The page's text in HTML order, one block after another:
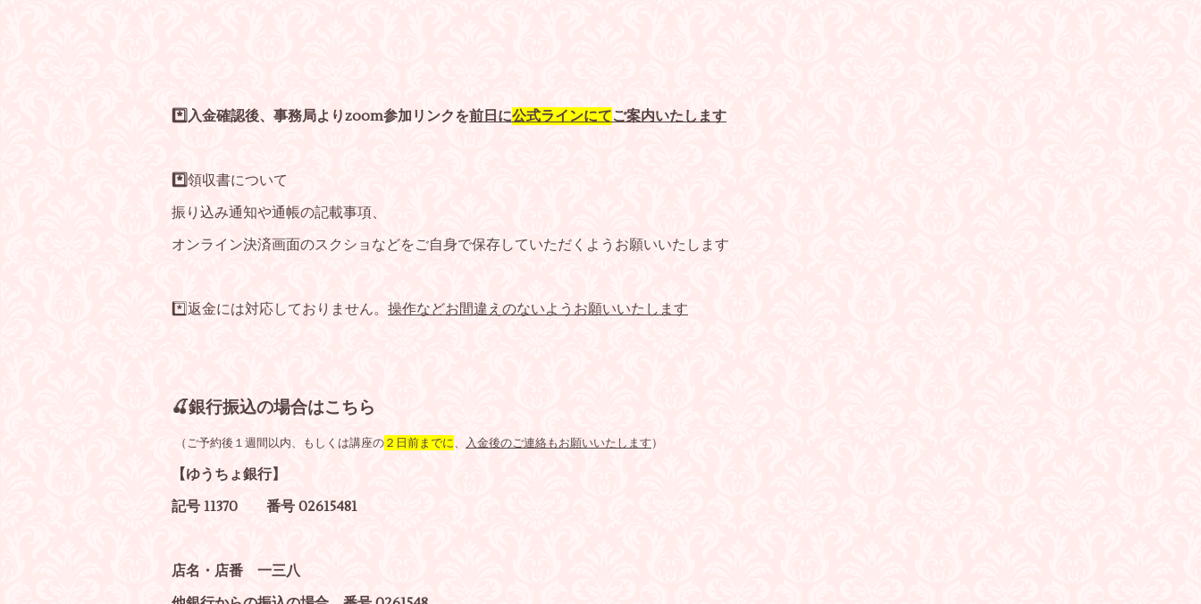
*️⃣入金確認後、事務局よりzoom参加リンクを前日に公式ラインにてご案内いたします
*️⃣領収書について
振り込み通知や通帳の記載事項、
オンライン決済画面のスクショなどをご自身で保存していただくようお願いいたします
*️⃣返金には対応しておりません。 操作などお間違えのないようお願いいたします
🍒銀行振込の場合はこちら
（ご予約後１週間以内、もしくは講座の２日前までに、 入金後のご連絡もお願いいたします）
【ゆうちょ銀行】
記号 11370 番号 02615481
店名・店番 一三八